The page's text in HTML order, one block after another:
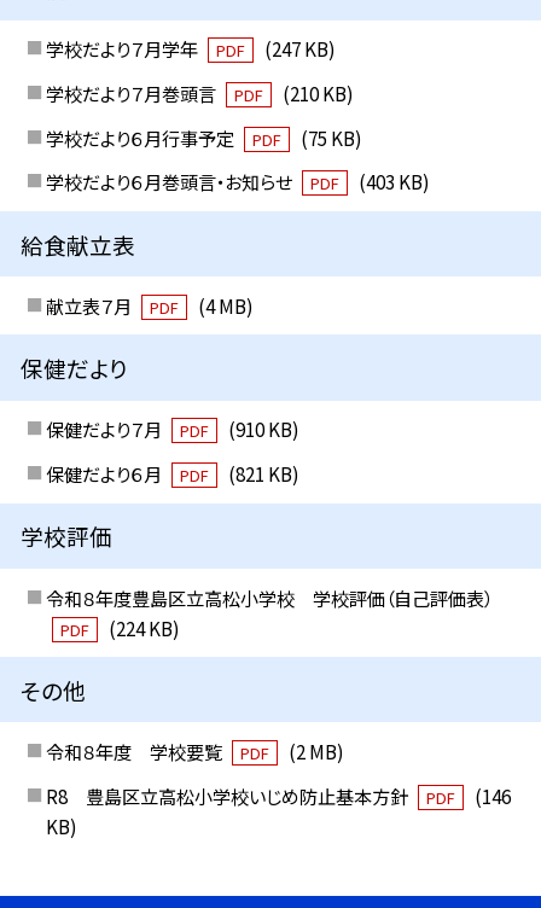
学校だより７月学年 PDF
(247 KB)
学校だより７月巻頭言
PDF
(210 KB)
学校だより６月行事予定
PDF
(75 KB)
学校だより６月巻頭言・お知らせ
PDF (403 KB)
給食献立表
献立表７月 PDF (4 MB)
保健だより
保健だより７月 PDF
(910 KB)
保健だより６月
PDF (821 KB)
学校評価
令和８年度豊島区立高松小学校 学校評価（自己評価表）
PDF (224 KB)
その他
令和８年度 学校要覧 PDF
(2 MB)
R8 豊島区立高松小学校いじめ防止基本方針
PDF
(146
KB)